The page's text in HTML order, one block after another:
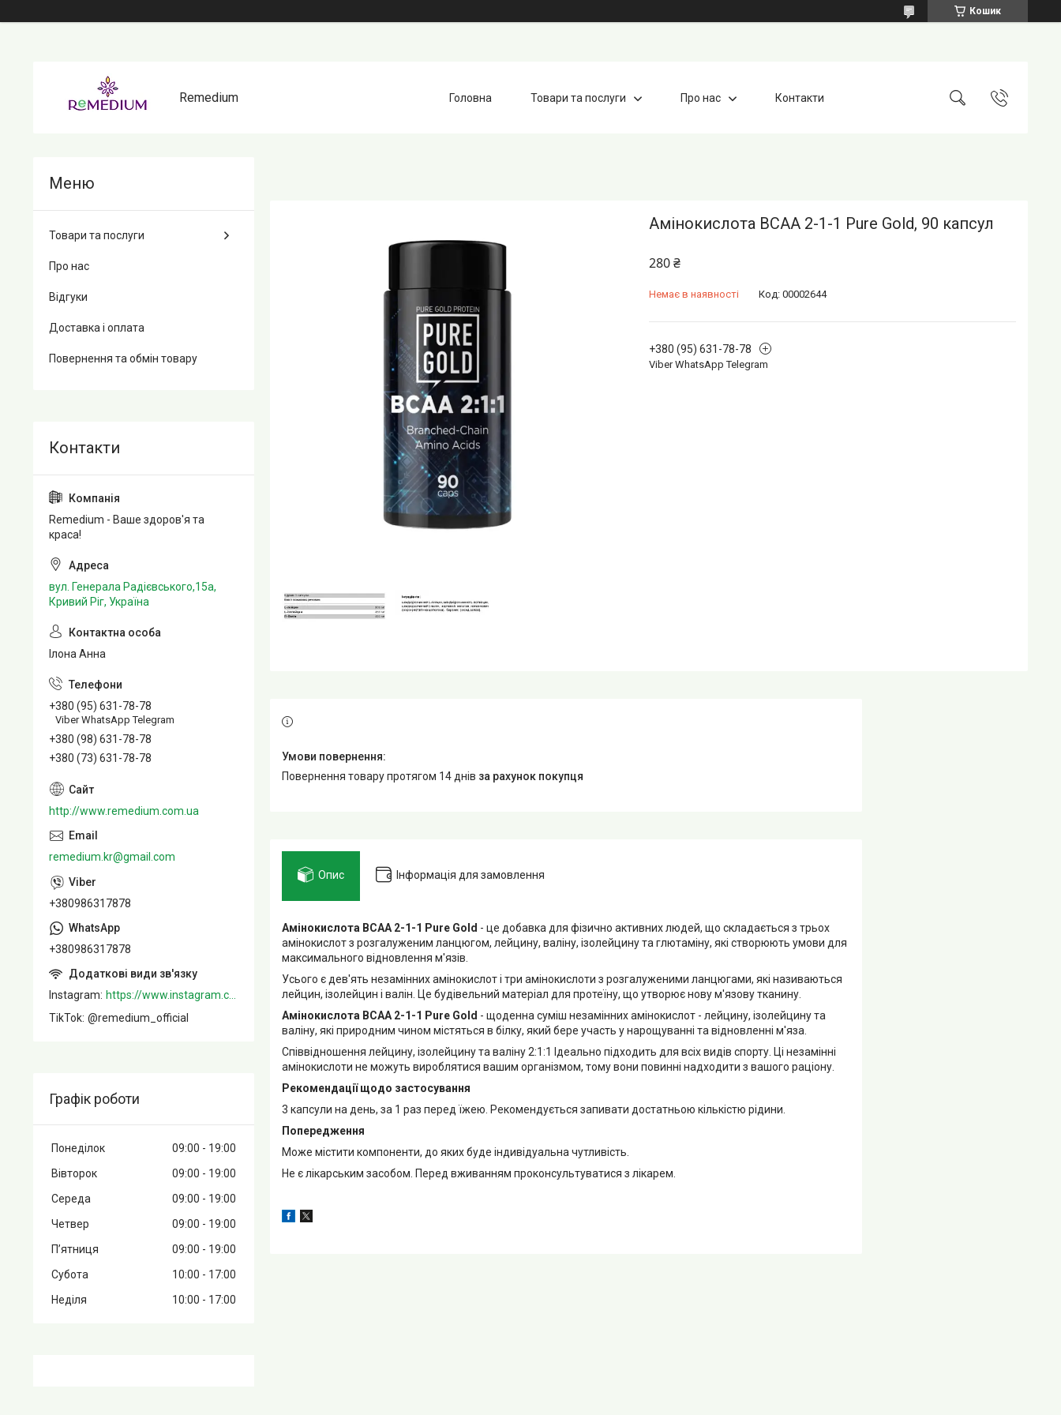
Кошик
Remedium Головна Товари та послуги Про нас Контакти
Амінокислота BCAA 2-1-1 Pure Gold, 90 капсул
280 ₴
Немає в наявності Код: 00002644
+380 (95) 631-78-78
Viber WhatsApp Telegram
повернення товару протягом 14 днів за рахунок покупця
Опис Інформація для замовлення
Амінокислота BCAA 2-1-1 Pure Gold - це добавка для фізично активних людей, що складається з трьох
амінокислот з розгалуженим ланцюгом, лейцину, валіну, ізолейцину та глютаміну, які створюють умови для
максимального відновлення м'язів.
Усього є дев'ять незамінних амінокислот і три амінокислоти з розгалуженими ланцюгами, які називаються
лейцин, ізолейцин і валін. Це будівельний матеріал для протеїну, що утворює нову м'язову тканину.
Амінокислота BCAA 2-1-1 Pure Gold - щоденна суміш незамінних амінокислот - лейцину, ізолейцину та
валіну, які природним чином містяться в білку, який бере участь у нарощуванні та відновленні м'яза.
Співвідношення лейцину, ізолейцину та валіну 2:1:1 Ідеально підходить для всіх видів спорту. Ці незамінні
амінокислоти не можуть вироблятися вашим організмом, тому вони повинні надходити з вашого раціону.
Рекомендації щодо застосування
3 капсули на день, за 1 раз перед їжею. Рекомендується запивати достатньою кількістю рідини.
Попередження
Може містити компоненти, до яких буде індивідуальна чутливість.
Не є лікарським засобом. Перед вживанням проконсультуватися з лікарем.
Товари та послуги
Про нас
Відгуки
Доставка і оплата
Повернення та обмін товару
Remedium - Ваше здоров'я та
краса!
вул. Генерала Радієвського,15а,
Кривий Ріг, Україна
Ілона Анна
+380 (95) 631-78-78
Viber WhatsApp Telegram
+380 (98) 631-78-78
+380 (73) 631-78-78
http://www.remedium.com.ua
remedium.kr@gmail.com
+380986317878
+380986317878
Instagram
https://www.instagram.com/remedium_ua/
TikTok @remedium_official
Графік роботи
Понеділок 09:00
19:00
Вівторок
09:00
19:00
Середа
09:00
19:00
Четвер
09:00
19:00
Пʼятниця
09:00
19:00
Субота
10:00
17:00
Неділя
10:00 17:00